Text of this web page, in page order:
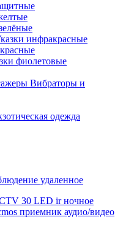
инфракрасные
фиолетовые
Вибраторы и
одежда